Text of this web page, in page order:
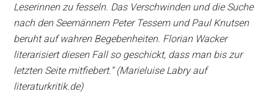
Leserinnen zu fesseln. Das Verschwinden und die Suche
nach den Seemännern Peter Tessem und Paul Knutsen
beruht auf wahren Begebenheiten. Florian Wacker
literarisiert diesen Fall so geschickt, dass man bis zur
letzten Seite mitfiebert.“ (Marieluise Labry auf
literaturkritik.de)